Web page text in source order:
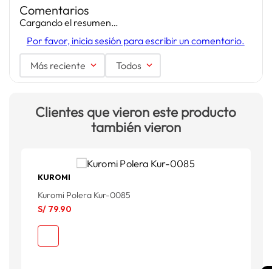
Comentarios
Cargando el resumen…
Por favor, inicia sesión para escribir un comentario.
Más reciente Todos
Clientes que vieron este producto
también vieron
KUROMI
Kuromi Polera Kur-0085
S/ 79.90